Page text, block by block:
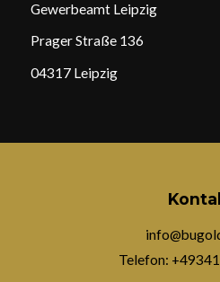
Gewerbeamt Leipzig
Prager Straße 136
04317 Leipzig
Telefon: